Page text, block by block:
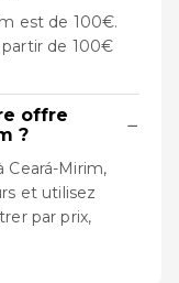
est de 100€.
de 100€
offre
?
−
Ceará-Mirim,
et utilisez
par prix,